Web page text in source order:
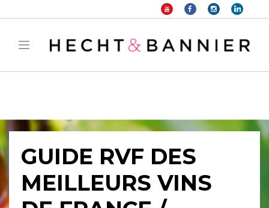
: filter_var() expects parameter 2 to be long, string given in
manager/public/frontend.phpon line 1149
GUIDE RVF DES
MEILLEURS VINS